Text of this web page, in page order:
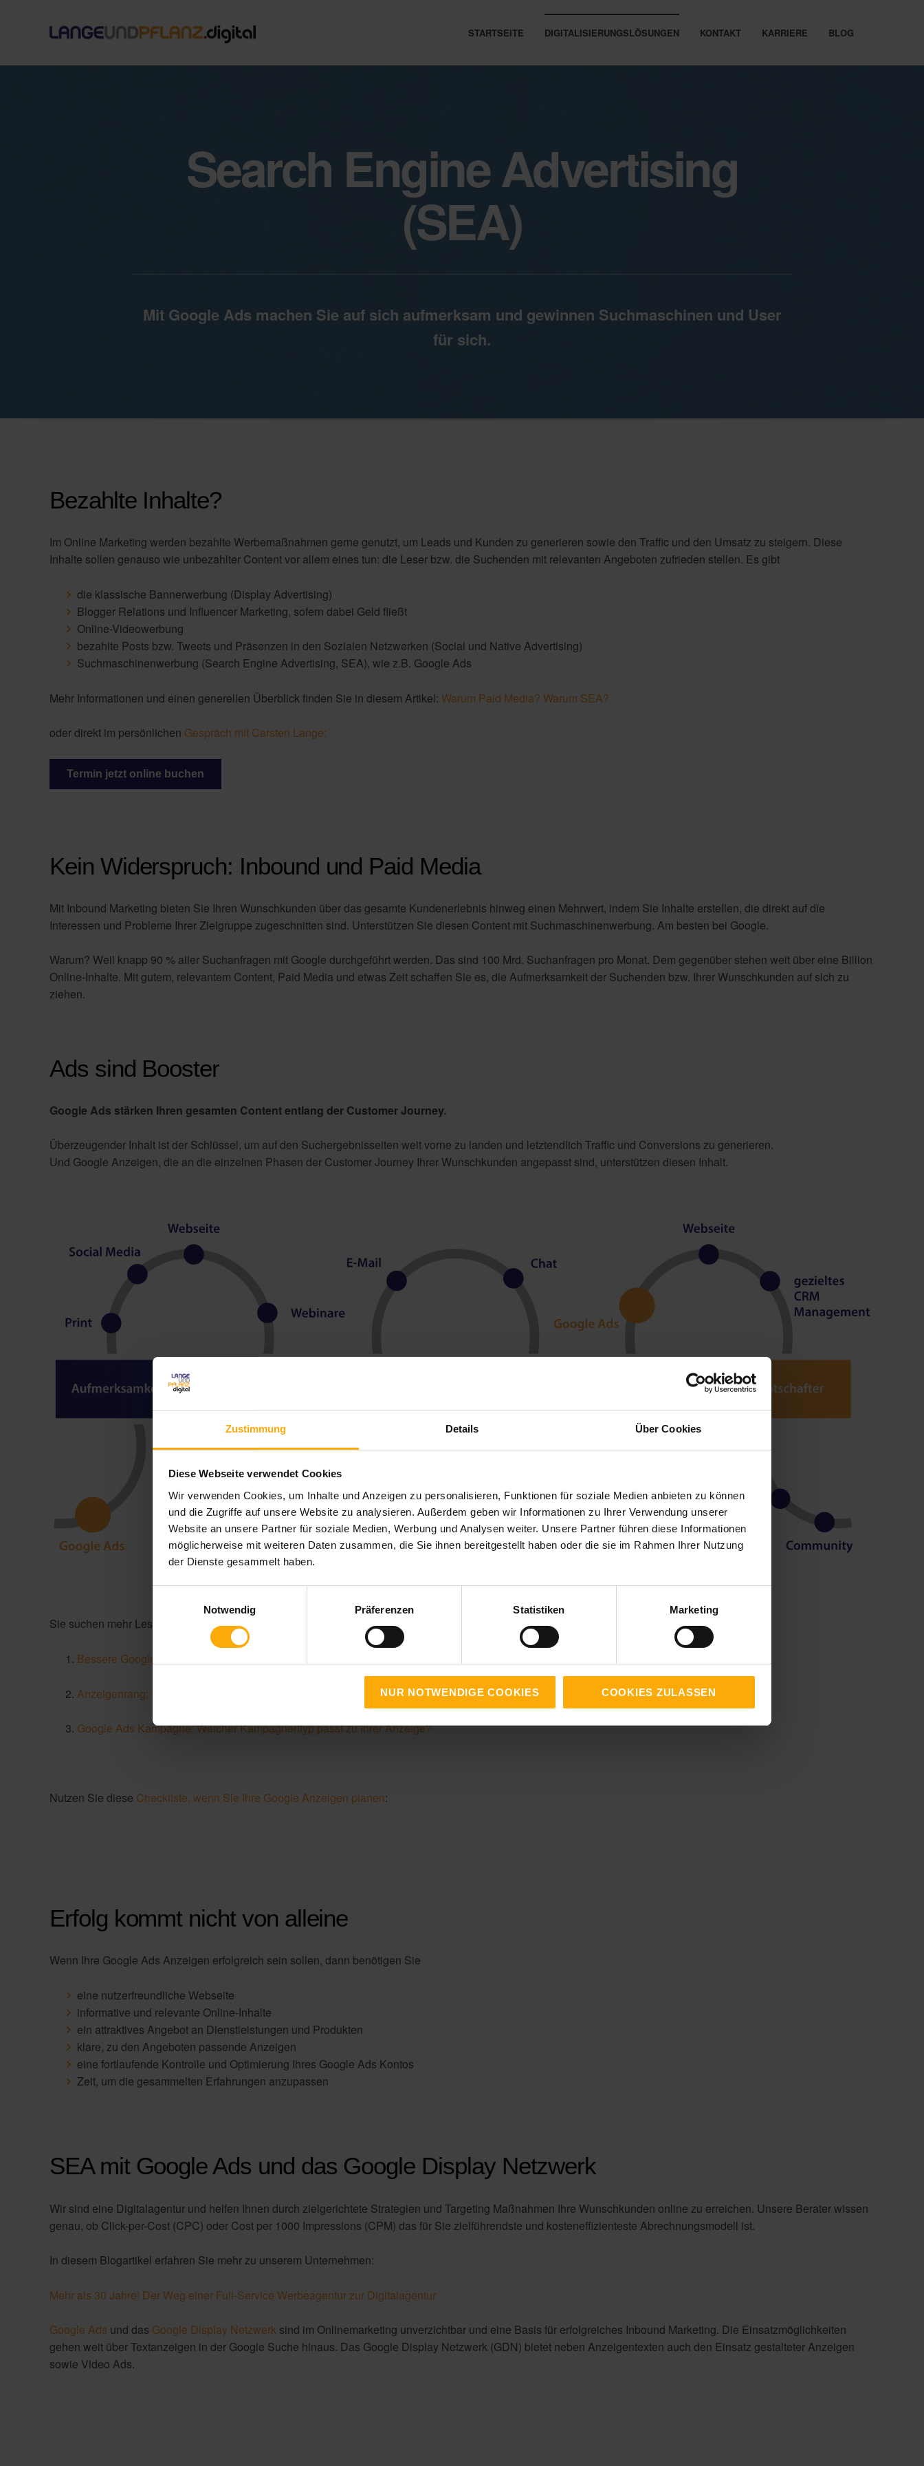
Zustimmung Details Über Cookies
Diese Webseite verwendet Cookies
Wir verwenden Cookies, um Inhalte und Anzeigen zu personalisieren, Funktionen für soziale Medien anbieten zu können
und die Zugriffe auf unsere Website zu analysieren. Außerdem geben wir Informationen zu Ihrer Verwendung unserer
Website an unsere Partner für soziale Medien, Werbung und Analysen weiter. Unsere Partner führen diese Informationen
möglicherweise mit weiteren Daten zusammen, die Sie ihnen bereitgestellt haben oder die sie im Rahmen Ihrer Nutzung
der Dienste gesammelt haben.
Notwendig
Präferenzen Statistiken Marketing
NUR NOTWENDIGE COOKIES COOKIES ZULASSEN
STARTSEITE DIGITALISIERUNGSLÖSUNGEN KONTAKT KARRIERE BLOG
Search Engine Advertising
(SEA)
Mit Google Ads machen Sie auf sich aufmerksam und gewinnen Suchmaschinen und User
für sich.
Bezahlte Inhalte?
Im Online Marketing werden bezahlte Werbemaßnahmen gerne genutzt, um Leads und Kunden zu generieren sowie den Traffic und den Umsatz zu steigern. Diese
Inhalte sollen genauso wie unbezahlter Content vor allem eines tun: die Leser bzw. die Suchenden mit relevanten Angeboten zufrieden stellen. Es gibt
die klassische Bannerwerbung (Display Advertising)
Blogger Relations und Influencer Marketing, sofern dabei Geld fließt
Online-Videowerbung
bezahlte Posts bzw. Tweets und Präsenzen in den Sozialen Netzwerken (Social und Native Advertising)
Suchmaschinenwerbung (Search Engine Advertising, SEA), wie z.B. Google Ads
Mehr Informationen und einen generellen Überblick finden Sie in diesem Artikel: Warum Paid Media? Warum SEA?
oder direkt im persönlichen Gespräch mit Carsten Lange:
Termin jetzt online buchen
Kein Widerspruch: Inbound und Paid Media
Mit Inbound Marketing bieten Sie Ihren Wunschkunden über das gesamte Kundenerlebnis hinweg einen Mehrwert, indem Sie Inhalte erstellen, die direkt auf die
Interessen und Probleme Ihrer Zielgruppe zugeschnitten sind. Unterstützen Sie diesen Content mit Suchmaschinenwerbung. Am besten bei Google.
Warum? Weil knapp 90 % aller Suchanfragen mit Google durchgeführt werden. Das sind 100 Mrd. Suchanfragen pro Monat. Dem gegenüber stehen weit über eine Billion
Online-Inhalte. Mit gutem, relevantem Content, Paid Media und etwas Zeit schaffen Sie es, die Aufmerksamkeit der Suchenden bzw. Ihrer Wunschkunden auf sich zu
ziehen.
Ads sind Booster
Google Ads stärken Ihren gesamten Content entlang der Customer Journey.
Überzeugender Inhalt ist der Schlüssel, um auf den Suchergebnisseiten weit vorne zu landen und letztendlich Traffic und Conversions zu generieren.
Und Google Anzeigen, die an die einzelnen Phasen der Customer Journey Ihrer Wunschkunden angepasst sind, unterstützen diesen Inhalt.
Sie suchen mehr Lesestoff? Informieren Sie sich hier weiter:
Bessere Google Ergebnisseite: Wie Sie Ihr Google Ranking verbessern
Anzeigenrang: 5 Faktoren bestimmen das Ranking von Google Ads Anzeigen
Google Ads Kampagne: Welcher Kampagnentyp passt zu Ihrer Anzeige?
Nutzen Sie diese Checkliste, wenn Sie Ihre Google Anzeigen planen:
Erfolg kommt nicht von alleine
informative und relevante Online-Inhalte
ein attraktives Angebot an Dienstleistungen und Produkten
eine fortlaufende Kontrolle und Optimierung Ihres Google Ads Kontos
Zeit, um die gesammelten Erfahrungen anzupassen
Wir sind eine Digitalagentur und helfen Ihnen durch zielgerichtete Strategien und Targeting Maßnahmen Ihre Wunschkunden online zu erreichen. Unsere Berater wissen